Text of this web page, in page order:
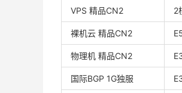
VPS 精品CN2 2
裸机云 精品CN2
物理机 精品CN2
国际BGP 1G独服